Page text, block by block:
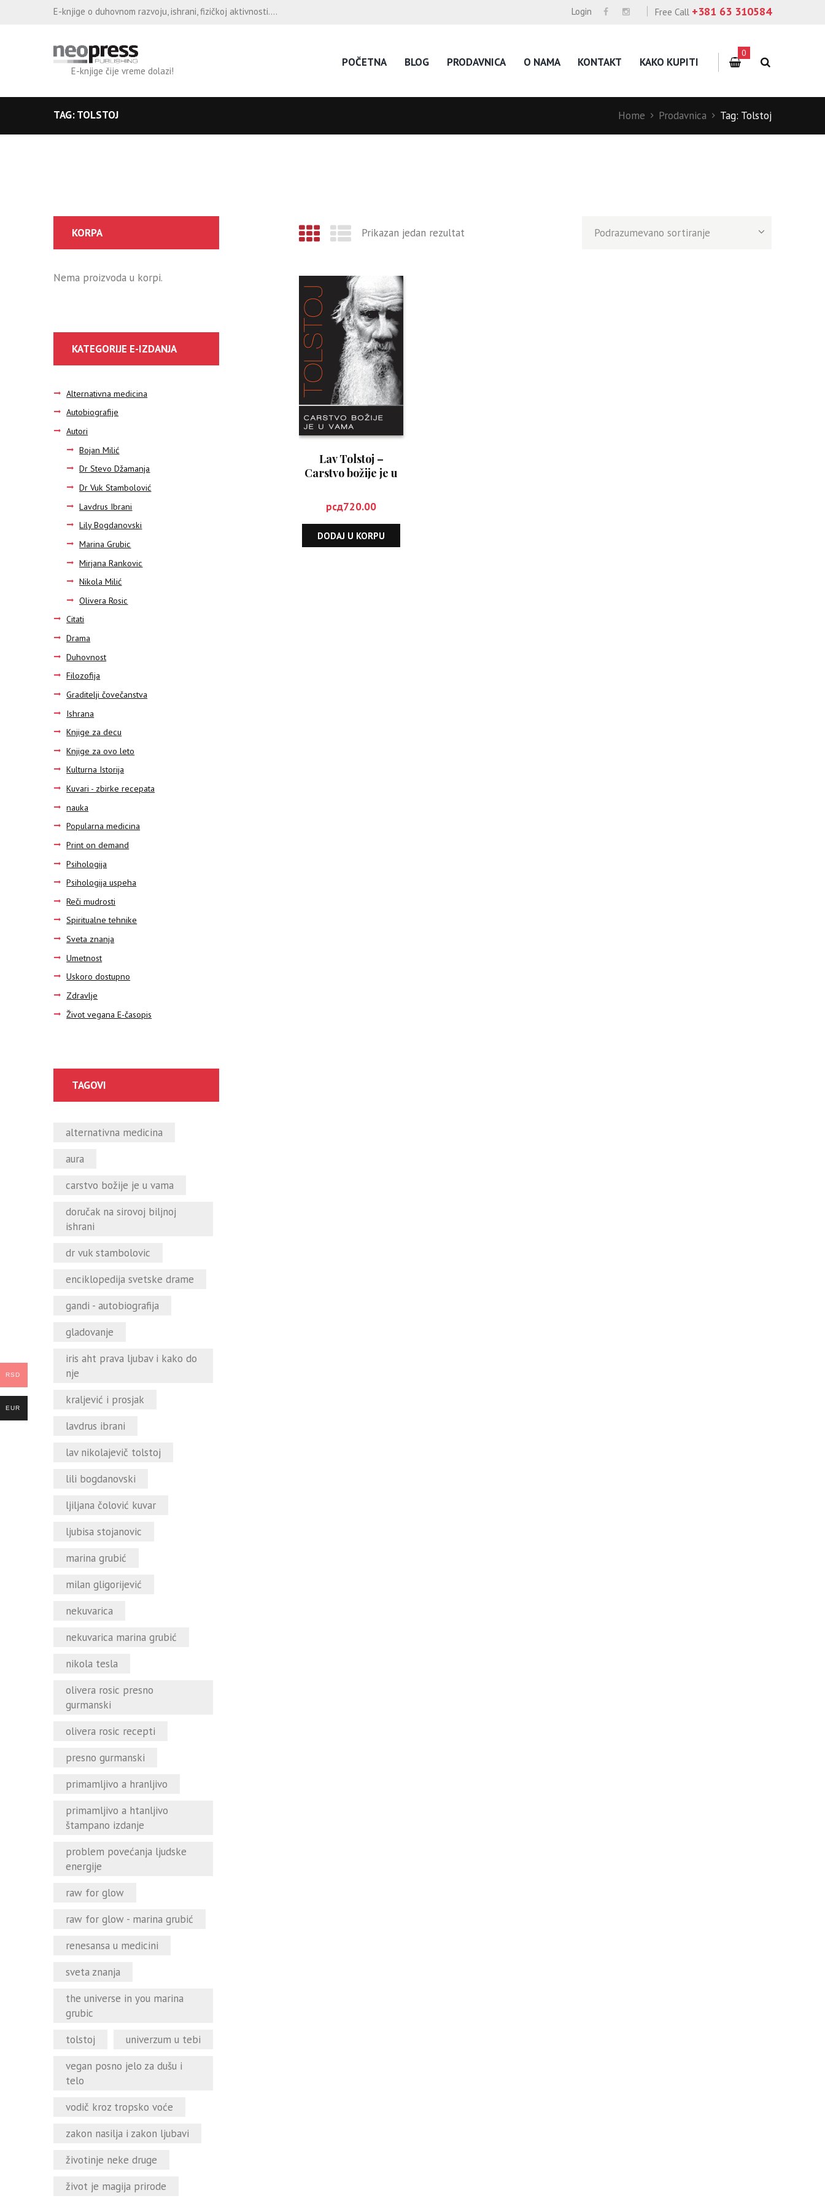
E-knjige o duhovnom razvoju, ishrani, fizičkoj aktivnosti.... Free Call +381 63 310584
Login
E-knjige čije vreme dolazi!
POČETNA BLOG PRODAVNICA O NAMA KONTAKT KAKO KUPITI
0
TAG: TOLSTOJ Home Prodavnica Tag: Tolstoj
Prikazan jedan rezultat
Lav Tolstoj –
Carstvo božije je u
рсд720.00
DODAJ U KORPU
KORPA
Nema proizvoda u korpi.
KATEGORIJE E-IZDANJA
Alternativna medicina
Autobiografije
Autori
Bojan Milić
Dr Stevo Džamanja
Dr Vuk Stambolović
Lavdrus Ibrani
Lily Bogdanovski
Marina Grubic
Mirjana Rankovic
Nikola Milić
Olivera Rosic
Citati
Drama
Duhovnost
Filozofija
Graditelji čovečanstva
Ishrana
Knjige za decu
Knjige za ovo leto
Kulturna Istorija
Kuvari - zbirke recepata
nauka
Popularna medicina
Print on demand
Psihologija
Psihologija uspeha
Reči mudrosti
Spiritualne tehnike
Sveta znanja
Umetnost
Uskoro dostupno
Zdravlje
Život vegana E-časopis
TAGOVI
alternativna medicina
aura
carstvo božije je u vama
doručak na sirovoj biljnoj
ishrani
dr vuk stambolovic
enciklopedija svetske drame
gandi - autobiografija
gladovanje
iris aht prava ljubav i kako do
nje
kraljević i prosjak
lavdrus ibrani
lav nikolajevič tolstoj
lili bogdanovski
ljiljana čolović kuvar
ljubisa stojanovic
marina grubić
milan gligorijević
nekuvarica
nekuvarica marina grubić
nikola tesla
olivera rosic presno
gurmanski
olivera rosic recepti
presno gurmanski
primamljivo a hranljivo
primamljivo a htanljivo
štampano izdanje
problem povećanja ljudske
energije
raw for glow
raw for glow - marina grubić
renesansa u medicini
sveta znanja
the universe in you marina
grubic
tolstoj
univerzum u tebi
vegan posno jelo za dušu i
telo
vodič kroz tropsko voće
zakon nasilja i zakon ljubavi
životinje neke druge
život je magija prirode
RSD
EUR